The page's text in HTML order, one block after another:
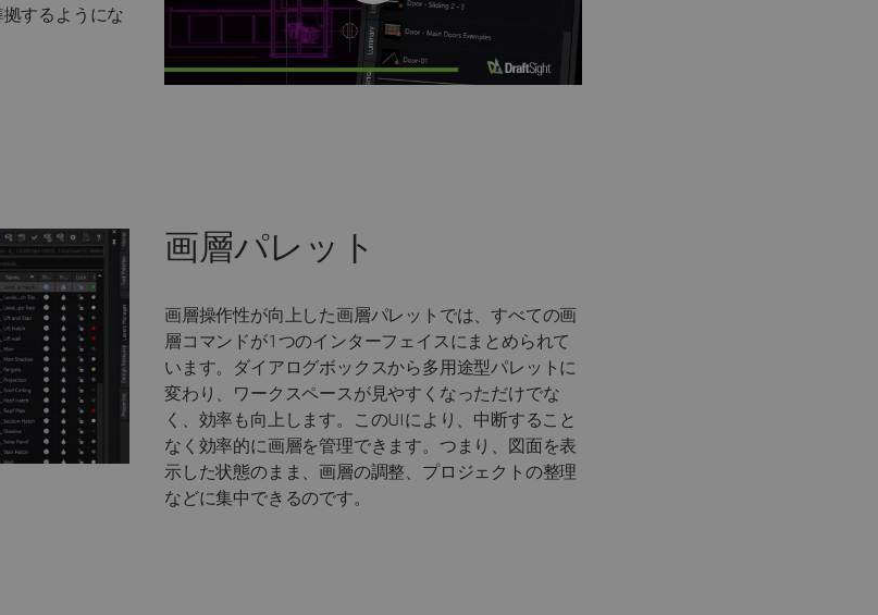
するようにな
画層パレット
画層操作性が向上した画層パレットでは、すべての画
層コマンドが1つのインターフェイスにまとめられて
います。ダイアログボックスから多用途型パレットに
変わり、ワークスペースが見やすくなっただけでな
く、効率も向上します。このUIにより、中断すること
なく効率的に画層を管理できます。つまり、図面を表
示した状態のまま、画層の調整、プロジェクトの整理
などに集中できるのです。